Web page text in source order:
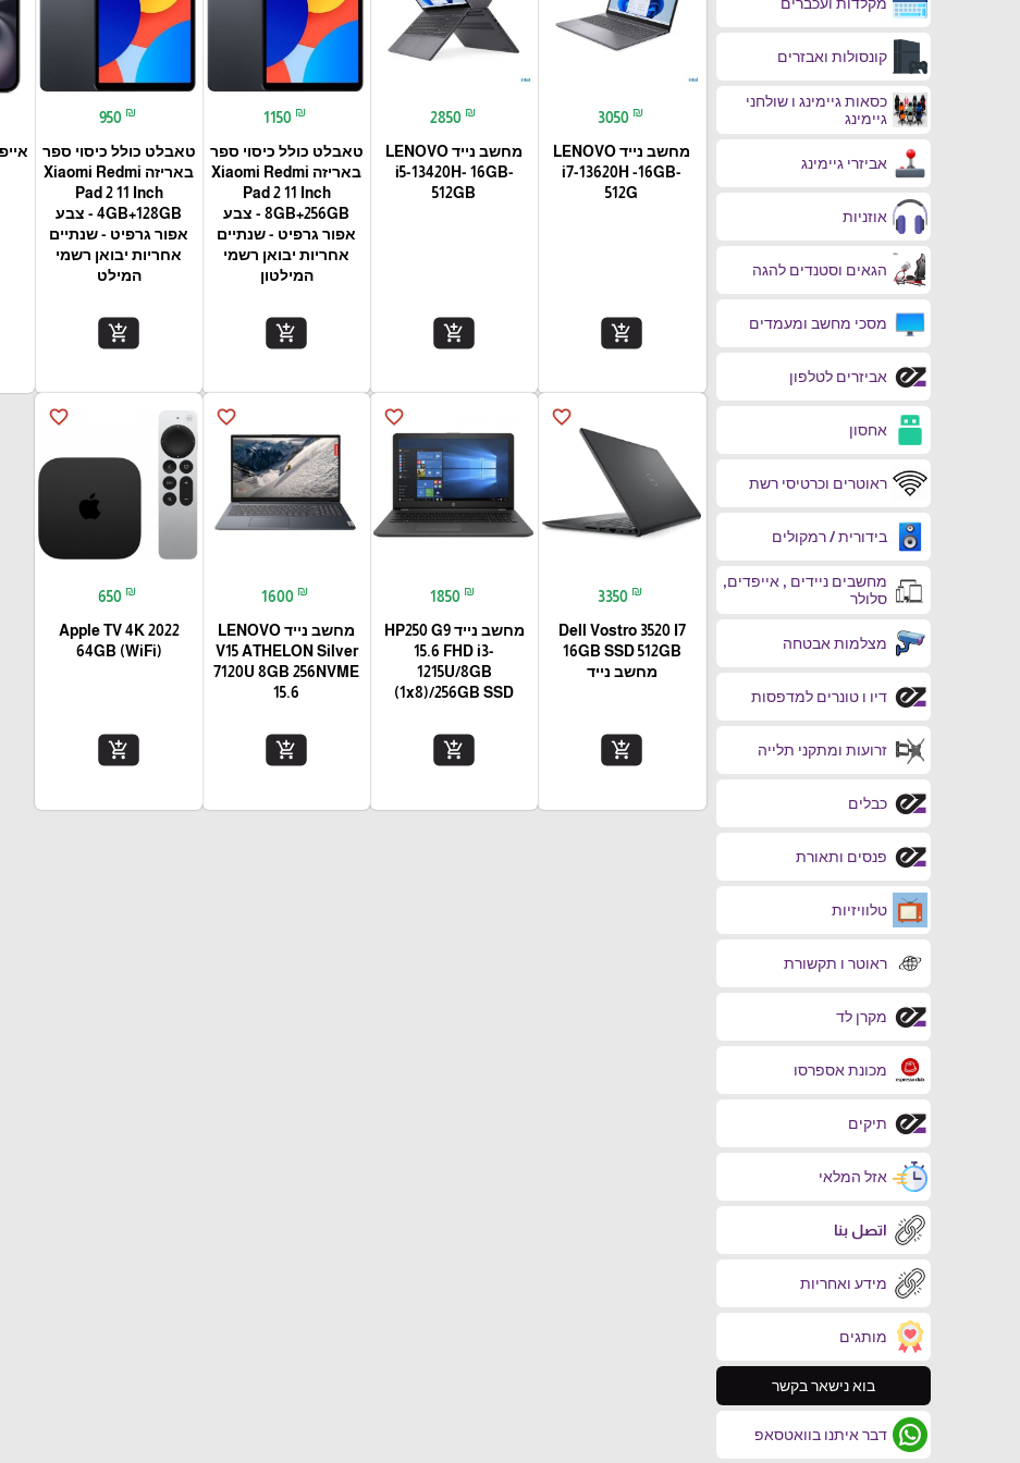
קונסולות ואבזרים
כסאות גיימינג ו שולחני
גיימינג
אביזרי גיימינג
אוזניות
הגאים וסטנדים להגה
מסכי מחשב ומעמדים
אביזרים לטלפון
אחסון
ראוטרים וכרטיסי רשת
בידורית / רמקולים
מחשבים ניידים , אייפדים,
סלולר
מצלמות אבטחה
דיו ו טונרים למדפסות
זרועות ומתקני תלייה
כבלים
פנסים ותאורת
טלוויזיות
ראוטר ו תקשורת
מקרן לד
מכונת אספרסו
תיקים
אזל המלאי
اتصل بنا
מידע ואחריות
מותגים
בוא נישאר בקשר
דבר איתנו בוואטסאפ
3050 ₪
מחשב נייד LENOVO
i7-13620H -16GB-
512G
add_shopping_cart
2850 ₪
מחשב נייד LENOVO
i5-13420H- 16GB-
512GB
add_shopping_cart
1150 ₪
טאבלט כולל כיסוי ספר
באריזה Xiaomi Redmi
Pad 2 11 Inch
8GB+256GB - צבע
אפור גרפיט - שנתיים
אחריות יבואן רשמי
המילטון
add_shopping_cart
950 ₪
טאבלט כולל כיסוי ספר
באריזה Xiaomi Redmi
Pad 2 11 Inch
4GB+128GB - צבע
אפור גרפיט - שנתיים
אחריות יבואן רשמי
המילט
add_shopping_cart
favorite_border
3350 ₪
Dell Vostro 3520 I7
16GB SSD 512GB
מחשב נייד
add_shopping_cart
favorite_border
1850 ₪
מחשב נייד HP250 G9
15.6 FHD i3-
1215U/8GB
(1x8)/256GB SSD
add_shopping_cart
favorite_border
1600 ₪
מחשב נייד LENOVO
V15 ATHELON Silver
7120U 8GB 256NVME
15.6
add_shopping_cart
favorite_border
650 ₪
Apple TV 4K 2022
64GB (WiFi)
add_shopping_cart